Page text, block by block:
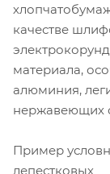
качестве
материала,
алюминия,
нержавеющих
Пример
лепестковых